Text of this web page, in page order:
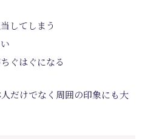
してしまう
ぐはぐになる
だけでなく周囲の印象にも大